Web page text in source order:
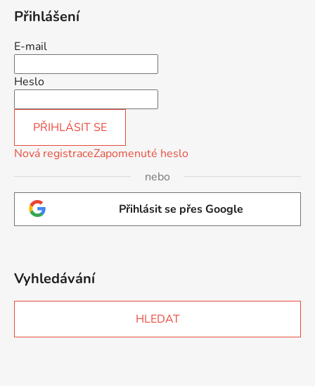
Přihlášení
E-mail
Heslo
PŘIHLÁSIT SE
Nová registraceZapomenuté heslo
nebo
Přihlásit se přes Google
Vyhledávání
HLEDAT